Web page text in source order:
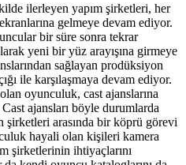
ilerleyen yapım şirketleri, her
gelmeye devam ediyor.
bir süre sonra tekrar
yeni bir yüz arayışına girmeye
sağlayan prodüksiyon
ile karşılaşmaya devam ediyor.
oyunculuk, cast ajanslarına
ajansları böyle durumlarda
arasında bir köprü görevi
hayali olan kişileri kamera
şirketlerinin ihtiyaçlarını